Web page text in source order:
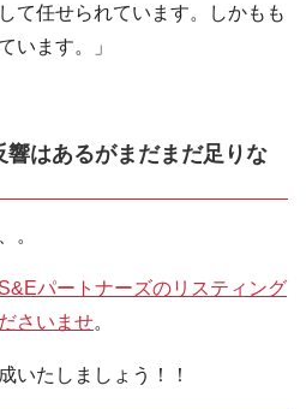
て任せられています。しかもも
います。」
はあるがまだまだ足りな
。
S&Eパートナーズのリスティング
さいませ。
いたしましょう！！